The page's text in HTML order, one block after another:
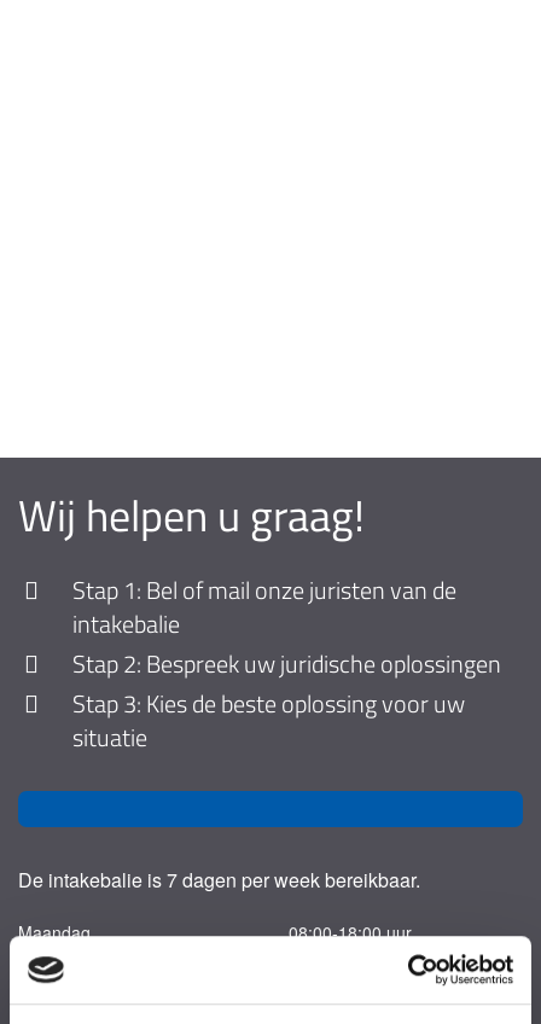
Wij helpen u graag!
Stap 1: Bel of mail onze juristen van de
intakebalie
Stap 2: Bespreek uw juridische oplossingen
Stap 3: Kies de beste oplossing voor uw
situatie
De intakebalie is 7 dagen per week bereikbaar.
Maandag
Dinsdag
Woensdag
Donderdag
08:00-18:00 uur
08:00-18:00 uur
08:00-18:00 uur
08:00-18:00 uur